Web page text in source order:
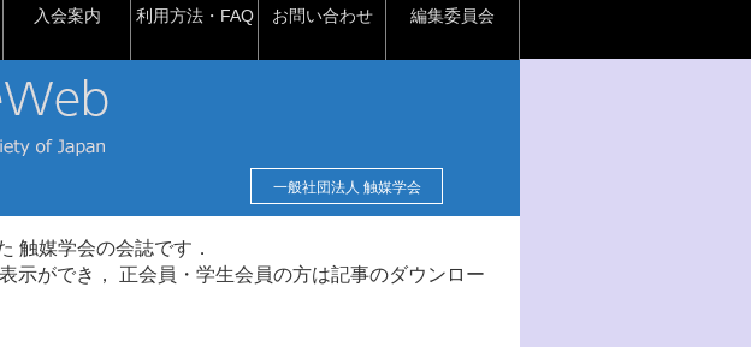
入会案内 利用方法・FAQ お問い合わせ 編集委員会
一般社団法人 触媒学会
触媒学会の会誌です．
示ができ， 正会員・学生会員の方は記事のダウンロー